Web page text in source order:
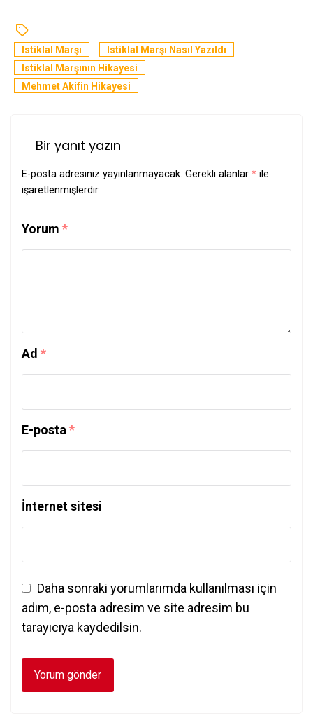
Istiklal Marşı
Istiklal Marşı Nasıl Yazıldı
Istiklal Marşının Hikayesi
Mehmet Akifin Hikayesi
Bir yanıt yazın
E-posta adresiniz yayınlanmayacak. Gerekli alanlar * ile
işaretlenmişlerdir
Yorum *
Ad *
E-posta *
İnternet sitesi
Daha sonraki yorumlarımda kullanılması için
adım, e-posta adresim ve site adresim bu
tarayıcıya kaydedilsin.